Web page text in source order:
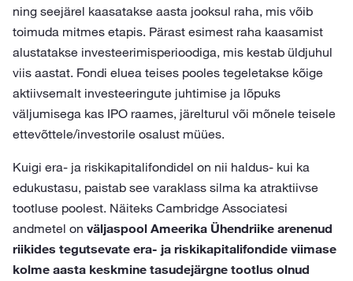
ning seejärel kaasatakse aasta jooksul raha, mis võib
toimuda mitmes etapis. Pärast esimest raha kaasamist
alustatakse investeerimisperioodiga, mis kestab üldjuhul
viis aastat. Fondi eluea teises pooles tegeletakse kõige
aktiivsemalt investeeringute juhtimise ja lõpuks
väljumisega kas IPO raames, järelturul või mõnele teisele
ettevõttele/investorile osalust müües.
Kuigi era- ja riskikapitalifondidel on nii haldus- kui ka
edukustasu, paistab see varaklass silma ka atraktiivse
tootluse poolest. Näiteks Cambridge Associatesi
andmetel on väljaspool Ameerika Ühendriike arenenud
riikides tegutsevate era- ja riskikapitalifondide viimase
kolme aasta keskmine tasudejärgne tootlus olnud